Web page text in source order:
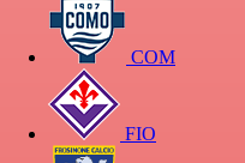
COM
FIO